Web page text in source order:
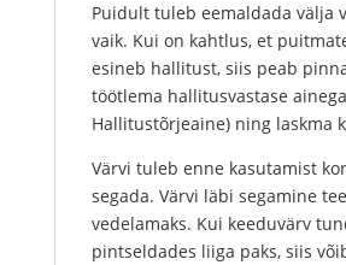
Puidult tuleb eemaldada välja
vaik. Kui on kahtlus, et
esineb hallitust, siis peab
töötlema hallitusvastase
Hallitustõrjeaine) ning laskma
Värvi tuleb enne kasutamist
segada. Värvi läbi segamine
vedelamaks. Kui keeduvärv
pintseldades liiga paks, siis